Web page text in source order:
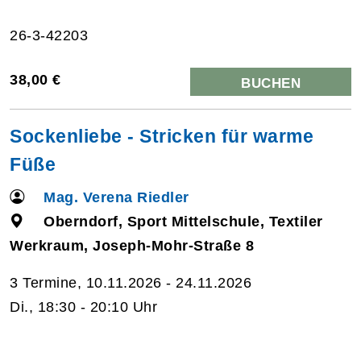
26-3-42203
38,00 € BUCHEN
Sockenliebe - Stricken für warme
Füße
Mag. Verena Riedler
Oberndorf, Sport Mittelschule, Textiler
Werkraum, Joseph-Mohr-Straße 8
3 Termine, 10.11.2026 - 24.11.2026
Di., 18:30 - 20:10 Uhr